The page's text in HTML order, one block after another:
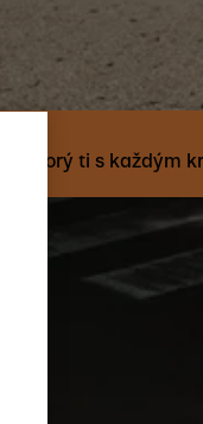
ktorý ti s každým